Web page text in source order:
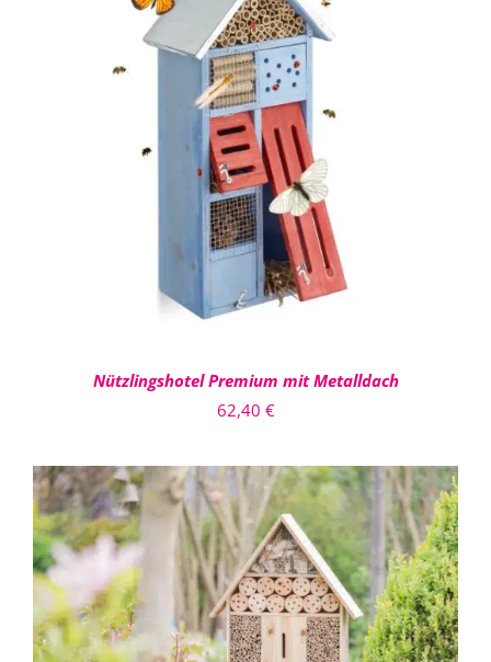
IN DEN WARENKORB
Nützlingshotel Premium mit Metalldach
62,40 €